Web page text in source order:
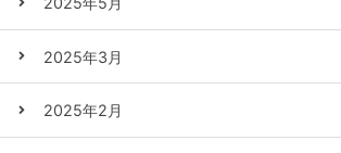
2025年3月
2025年2月